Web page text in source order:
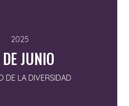
2025
JUNIO
DE LA DIVERSIDAD